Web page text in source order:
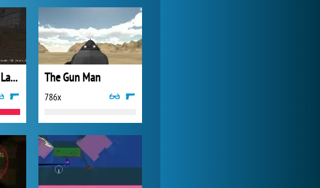
Apocalypse City: Last Stand The Gun Man
786x